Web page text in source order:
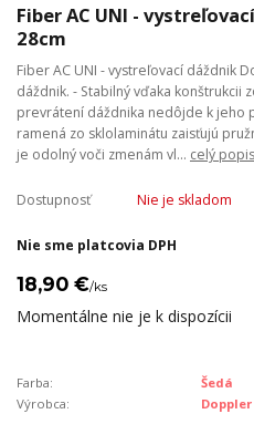
Fiber AC UNI -
28cm
Fiber AC UNI - vystreľovací dáždnik
dáždnik. - Stabilný vďaka konštrukcii
prevrátení dáždnika nedôjde k jeho
ramená zo sklolaminátu zaisťujú
je odolný voči zmenám vl... celý popis
Dostupnosť Nie je skladom
Nie sme platcovia DPH
18,90 €/ks
Momentálne nie je k dispozícii
Farba:
Šedá
Výrobca:
Doppler